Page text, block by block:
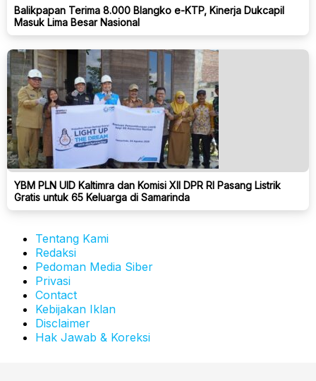
Balikpapan Terima 8.000 Blangko e-KTP, Kinerja Dukcapil
Masuk Lima Besar Nasional
YBM PLN UID Kaltimra dan Komisi XII DPR RI Pasang Listrik
Gratis untuk 65 Keluarga di Samarinda
Tentang Kami
Redaksi
Pedoman Media Siber
Privasi
Contact
Kebijakan Iklan
Disclaimer
Hak Jawab & Koreksi